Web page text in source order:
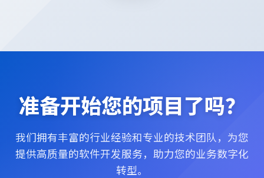
准备开始您的项目了吗？
我们拥有丰富的行业经验和专业的技术团队，为您
提供高质量的软件开发服务，助力您的业务数字化
转型。